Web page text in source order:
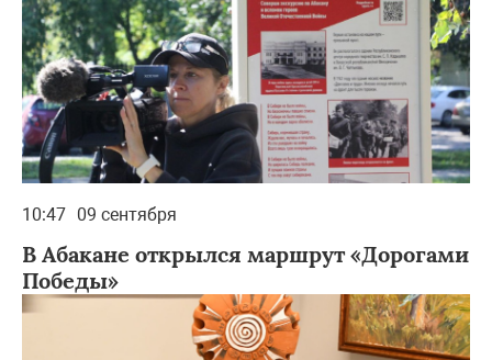
10:47 09 сентября
В Абакане открылся маршрут «Дорогами
Победы»